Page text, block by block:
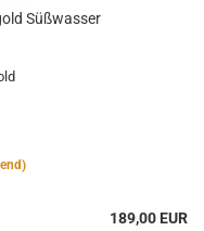
Süßwasser
189,00 EUR